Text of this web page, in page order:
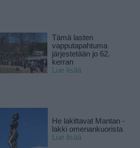
Tämä lasten
vapputapahtuma
järjestetään jo 62.
kerran
Lue lisää
He lakittavat Mantan -
lakki omenankuorista
Lue lisää